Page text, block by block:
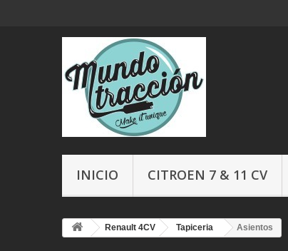
INICIO CITROEN 7 & 11 CV
Renault 4CV Tapiceria Asientos